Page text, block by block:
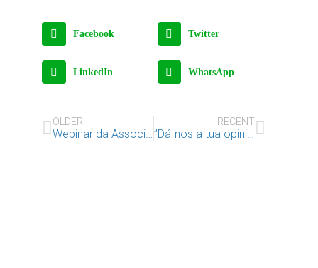
Facebook Twitter
LinkedIn WhatsApp
OLDER
Webinar da Associação internacional de Ludotecas (ITLA): Standards de Qualidade das Ludotecas
RECENT
”Dá-nos a tua opinião! Como adaptar a Década Digital da Europa às crianças e jovens?”